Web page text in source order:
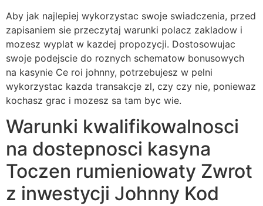
Aby jak najlepiej wykorzystac swoje swiadczenia, przed
zapisaniem sie przeczytaj warunki polacz zakladow i
mozesz wyplat w kazdej propozycji. Dostosowujac
swoje podejscie do roznych schematow bonusowych
na kasynie Ce roi johnny, potrzebujesz w pelni
wykorzystac kazda transakcje zl, czy czy nie, poniewaz
kochasz grac i mozesz sa tam byc wie.
Warunki kwalifikowalnosci
na dostepnosci kasyna
Toczen rumieniowaty Zwrot
z inwestycji Johnny Kod